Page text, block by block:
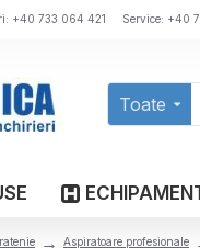
+40 733 064 421 Service: +40
Toate
Aspiratoare profesionale